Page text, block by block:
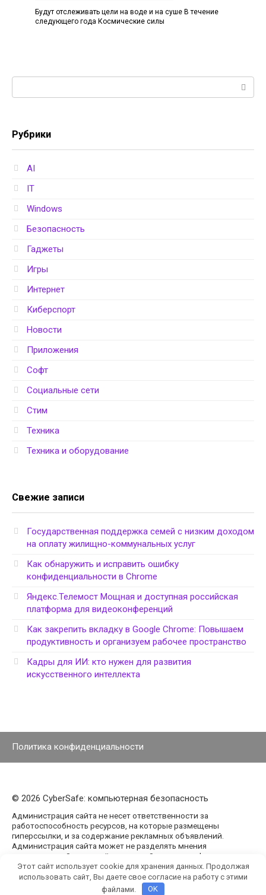
Будут отслеживать цели на воде и на суше В течение
следующего года Космические силы
Рубрики
AI
IT
Windows
Безопасность
Гаджеты
Игры
Интернет
Киберспорт
Новости
Приложения
Софт
Социальные сети
Стим
Техника
Техника и оборудование
Свежие записи
Государственная поддержка семей с низким доходом
на оплату жилищно-коммунальных услуг
Как обнаружить и исправить ошибку
конфиденциальности в Chrome
Яндекс.Телемост Мощная и доступная российская
платформа для видеоконференций
Как закрепить вкладку в Google Chrome: Повышаем
продуктивность и организуем рабочее пространство
Кадры для ИИ: кто нужен для развития
искусственного интеллекта
Политика конфиденциальности
© 2026 CyberSafe: компьютерная безопасность
Администрация сайта не несет ответственности за
работоспособность ресурсов, на которые размещены
гиперссылки, и за содержание рекламных объявлений.
Администрация сайта может не разделять мнения
авторов статей, размещённых на сайте agencypark.ru.
Этот сайт использует cookie для хранения данных. Продолжая
использовать сайт, Вы даете свое согласие на работу с этими
файлами.
OK